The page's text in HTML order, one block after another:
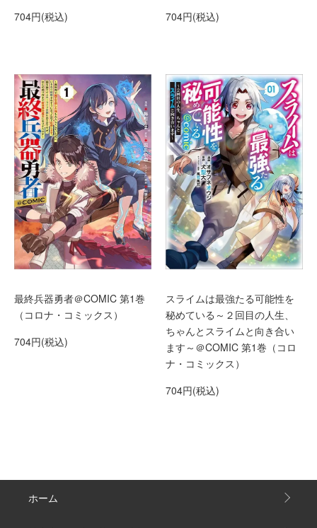
704円(税込)
704円(税込)
最終兵器勇者＠COMIC 第1巻
（コロナ・コミックス）
704円(税込)
スライムは最強たる可能性を
秘めている～２回目の人生、
ちゃんとスライムと向き合い
ます～＠COMIC 第1巻（コロ
ナ・コミックス）
704円(税込)
ホーム